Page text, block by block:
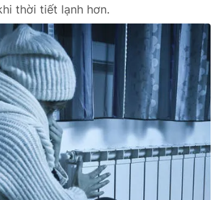
thời tiết lạnh hơn.